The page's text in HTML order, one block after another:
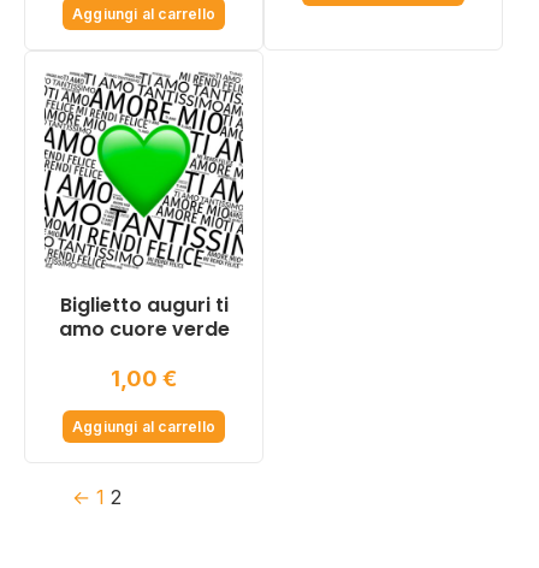
Aggiungi al carrello
Biglietto auguri ti
amo cuore verde
1,00 €
Aggiungi al carrello
← 1 2